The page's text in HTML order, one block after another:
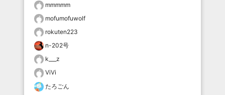
mmmmm
mofumofuwolf
rokuten223
n-202号
k___z
ViVi
たろごん